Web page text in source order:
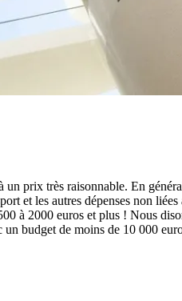
prix très raisonnable. En
et les autres dépenses non
à 2000 euros et plus ! Nous
budget de moins de 10 000